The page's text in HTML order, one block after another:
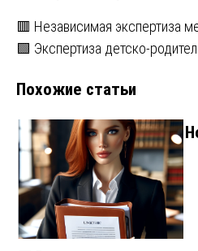
Навигация
записям
🟥 Независимая экспертиза
🟩 Экспертиза детско-
Похожие статьи